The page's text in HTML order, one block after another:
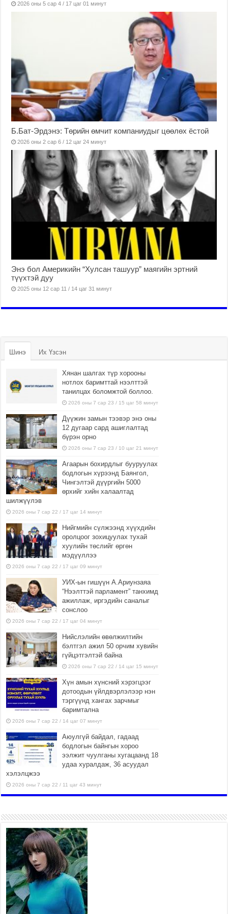
2026 оны 5 сар 4 / 17 цаг 01 минут
Б.Бат-Эрдэнэ: Төрийн өмчит компаниудыг цөөлөх ёстой
2026 оны 2 сар 6 / 12 цаг 24 минут
Энэ бол Америкийн “Хулсан ташуур” маягийн эртний
түүхтэй дуу
2025 оны 12 сар 11 / 14 цаг 31 минут
Шинэ Их Үзсэн
Хянан шалгах түр хорооны
нотлох баримттай нээлттэй
танилцах боломжтой боллоо.
2026 оны 7 сар 23 / 15 цаг 58 минут
Дүүжин замын тээвэр энэ оны
12 дугаар сард ашиглалтад
бүрэн орно
2026 оны 7 сар 23 / 10 цаг 21 минут
Агаарын бохирдлыг бууруулах
бодлогын хүрээнд Баянгол,
Чингэлтэй дүүргийн 5000
өрхийг хийн халаалтад
шилжүүлэв
2026 оны 7 сар 22 / 17 цаг 14 минут
Нийгмийн сүлжээнд хүүхдийн
оролцоог зохицуулах тухай
хуулийн төслийг өргөн
мэдүүллээ
2026 оны 7 сар 22 / 17 цаг 09 минут
УИХ-ын гишүүн А.Ариунзаяа
“Нээлттэй парламент” танхимд
ажиллаж, иргэдийн саналыг
сонслоо
2026 оны 7 сар 22 / 17 цаг 04 минут
Нийслэлийн өвөлжилтийн
бэлтгэл ажил 50 орчим хувийн
гүйцэтгэлтэй байна
2026 оны 7 сар 22 / 14 цаг 15 минут
Хүн амын хүнсний хэрэгцээг
дотоодын үйлдвэрлэлээр нэн
тэргүүнд хангах зарчмыг
баримтална
2026 оны 7 сар 22 / 14 цаг 07 минут
Аюулгүй байдал, гадаад
бодлогын байнгын хороо
ээлжит чуулганы хугацаанд 18
удаа хуралдаж, 36 асуудал
хэлэлцжээ
2026 оны 7 сар 22 / 11 цаг 43 минут
боломжтой-Хүүхэд хөгжүүлэх
төв” байгуулах төсөлд төр,
хувийн хэвшлийн түншлэлийн хүрээнд хамтран
ажиллахыг урьж байна
2026 оны 7 сар 22 / 9 цаг 28 минут
Б.Пүрэвдагва: “Урт цагаан”-ыг
залуучууд чөлөөт цагаа
өнгөрүүлдэг, жуулчид зорьж
ирдэг цэг болгоно
2026 оны 7 сар 21 / 16 цаг 47 минут